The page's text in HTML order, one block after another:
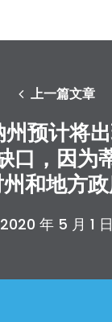
上一篇文章
预计将
口，因为
和地方
2020 年 5 月 1 日